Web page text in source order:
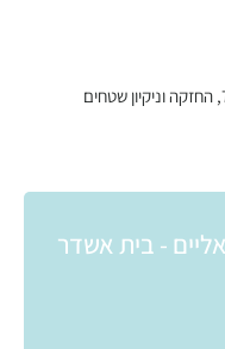
שומר בלובי, חשמל מיזוג צ'לרים, גישה 7/24, החזקה וניקיון שטחים
- בית אשדר